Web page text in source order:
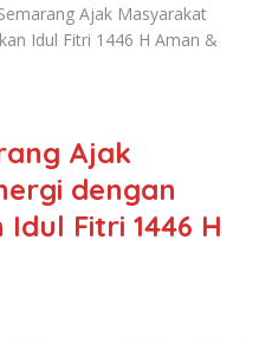
Ajak Masyarakat
Idul Fitri 1446 H Aman &
Ajak
dengan
Fitri 1446 H